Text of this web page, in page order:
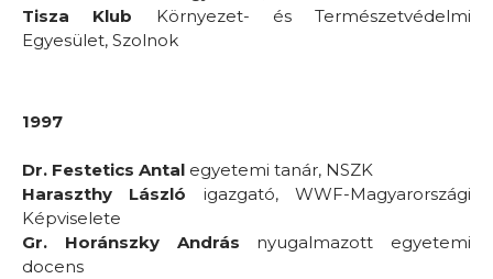
Tisza Klub Környezet- és Természetvédelmi
Egyesület, Szolnok
1997
Dr. Festetics Antal egyetemi tanár, NSZK
Haraszthy László igazgató, WWF-Magyarországi
Képviselete
Gr. Horánszky András nyugalmazott egyetemi
docens